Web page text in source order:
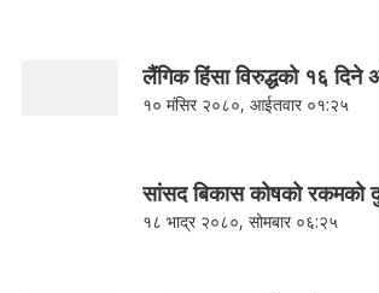
लैंगिक हिंसा विरुद्धको १६ दिने
१० मंसिर २०८०, आईतवार ०१:२५
सांसद बिकास कोषको रकमको
१८ भाद्र २०८०, सोमबार ०६:२५